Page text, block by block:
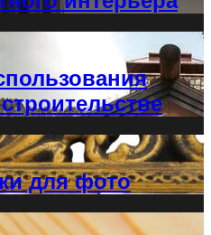
для фото